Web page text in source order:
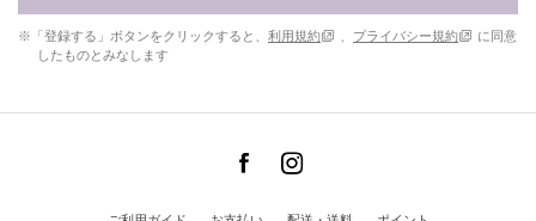
※「登録する」ボタンをクリックすると、 利用規約 プライバシー規約
に同意
したものとみなします